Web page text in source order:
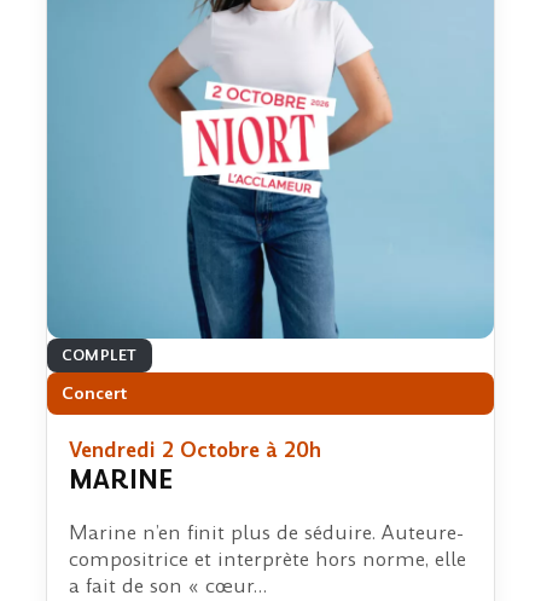
COMPLET
Concert
Vendredi 2 Octobre à 20h
MARINE
Marine n’en finit plus de séduire. Auteure-
compositrice et interprète hors norme, elle
a fait de son « cœur…